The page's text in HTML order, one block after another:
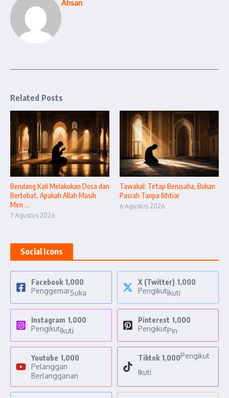
Ahsan
Related Posts
Berulang Kali Melakukan Dosa dan
Bertobat, Apakah Allah Masih
Men ...
7 Agustus 2026
Tawakal: Tetap Berusaha, Bukan
Pasrah Tanpa Ikhtiar
6 Agustus 2026
Social Icons
Facebook 1,000
PenggemarSuka
X (Twitter) 1,000
PengikutIkuti
Instagram 1,000
PengikutIkuti
Pinterest 1,000
PengikutPin
Youtube 1,000
Pelanggan
Berlangganan
Tiktok 1,000Pengikut
Ikuti